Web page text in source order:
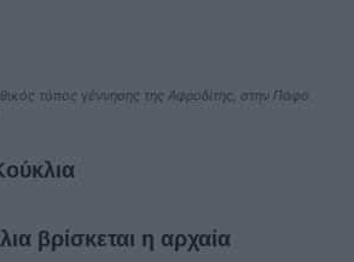
τόπος γέννησης της Αφροδίτης, στην Πάφο
βρίσκεται η αρχαία